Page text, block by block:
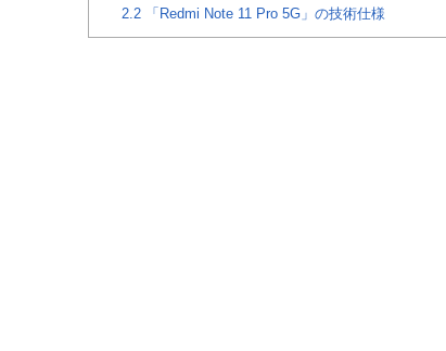
2.2「Redmi Note 11 Pro 5G」の技術仕様